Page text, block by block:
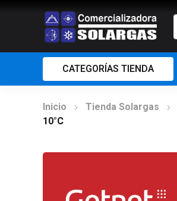
CATEGORÍAS TIENDA
Inicio Tienda Solargas
10°C